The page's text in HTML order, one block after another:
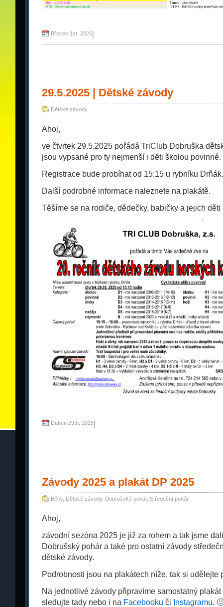
Březen 1st, 2026|
29.5.2025 | Dětské závody
Dětské závody
Ahoj,
ve čtvrtek 29.5.2025 pořádá TriClub Dobruška
jsou vypsané pro ty nejmenší i děti školou povinné.
Registrace bude probíhat od 15:15 u rybníku
Další podrobné informace naleznete na plakátě.
Těšíme se na rodiče, dědečky, babičky a jejich děti
Duben 29th, 2025|
Závody 2025 a plakát DP 2025
Běhy, Dětské závody, Dobrušský pohár, Středeční pohár
Ahoj,
závodní sezóna 2025 je již za rohem a tak jsme
Dobrušský pohár a také pro ostatní závody
dětské závody.
Podrobnosti jsou na plakátech níže, tak si udělejte
Na jednotlivé závody připravíme samostatný
sledujte tady nebo i na Facebooku či Instagramu.